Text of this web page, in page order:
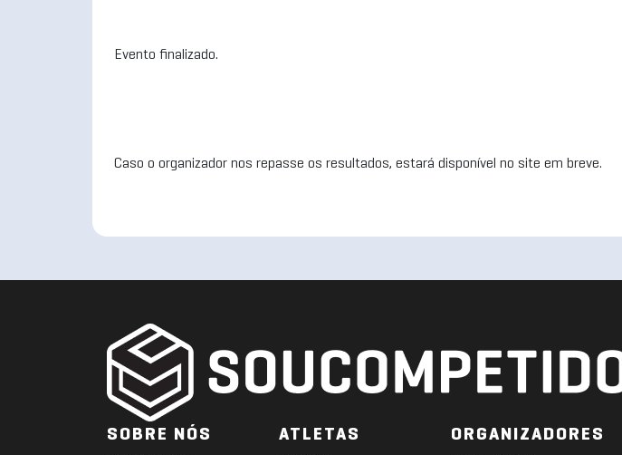
Evento finalizado.
Caso o organizador nos repasse os resultados, estará disponível no site em breve.
SOBRE NÓS ATLETAS ORGANIZADORES